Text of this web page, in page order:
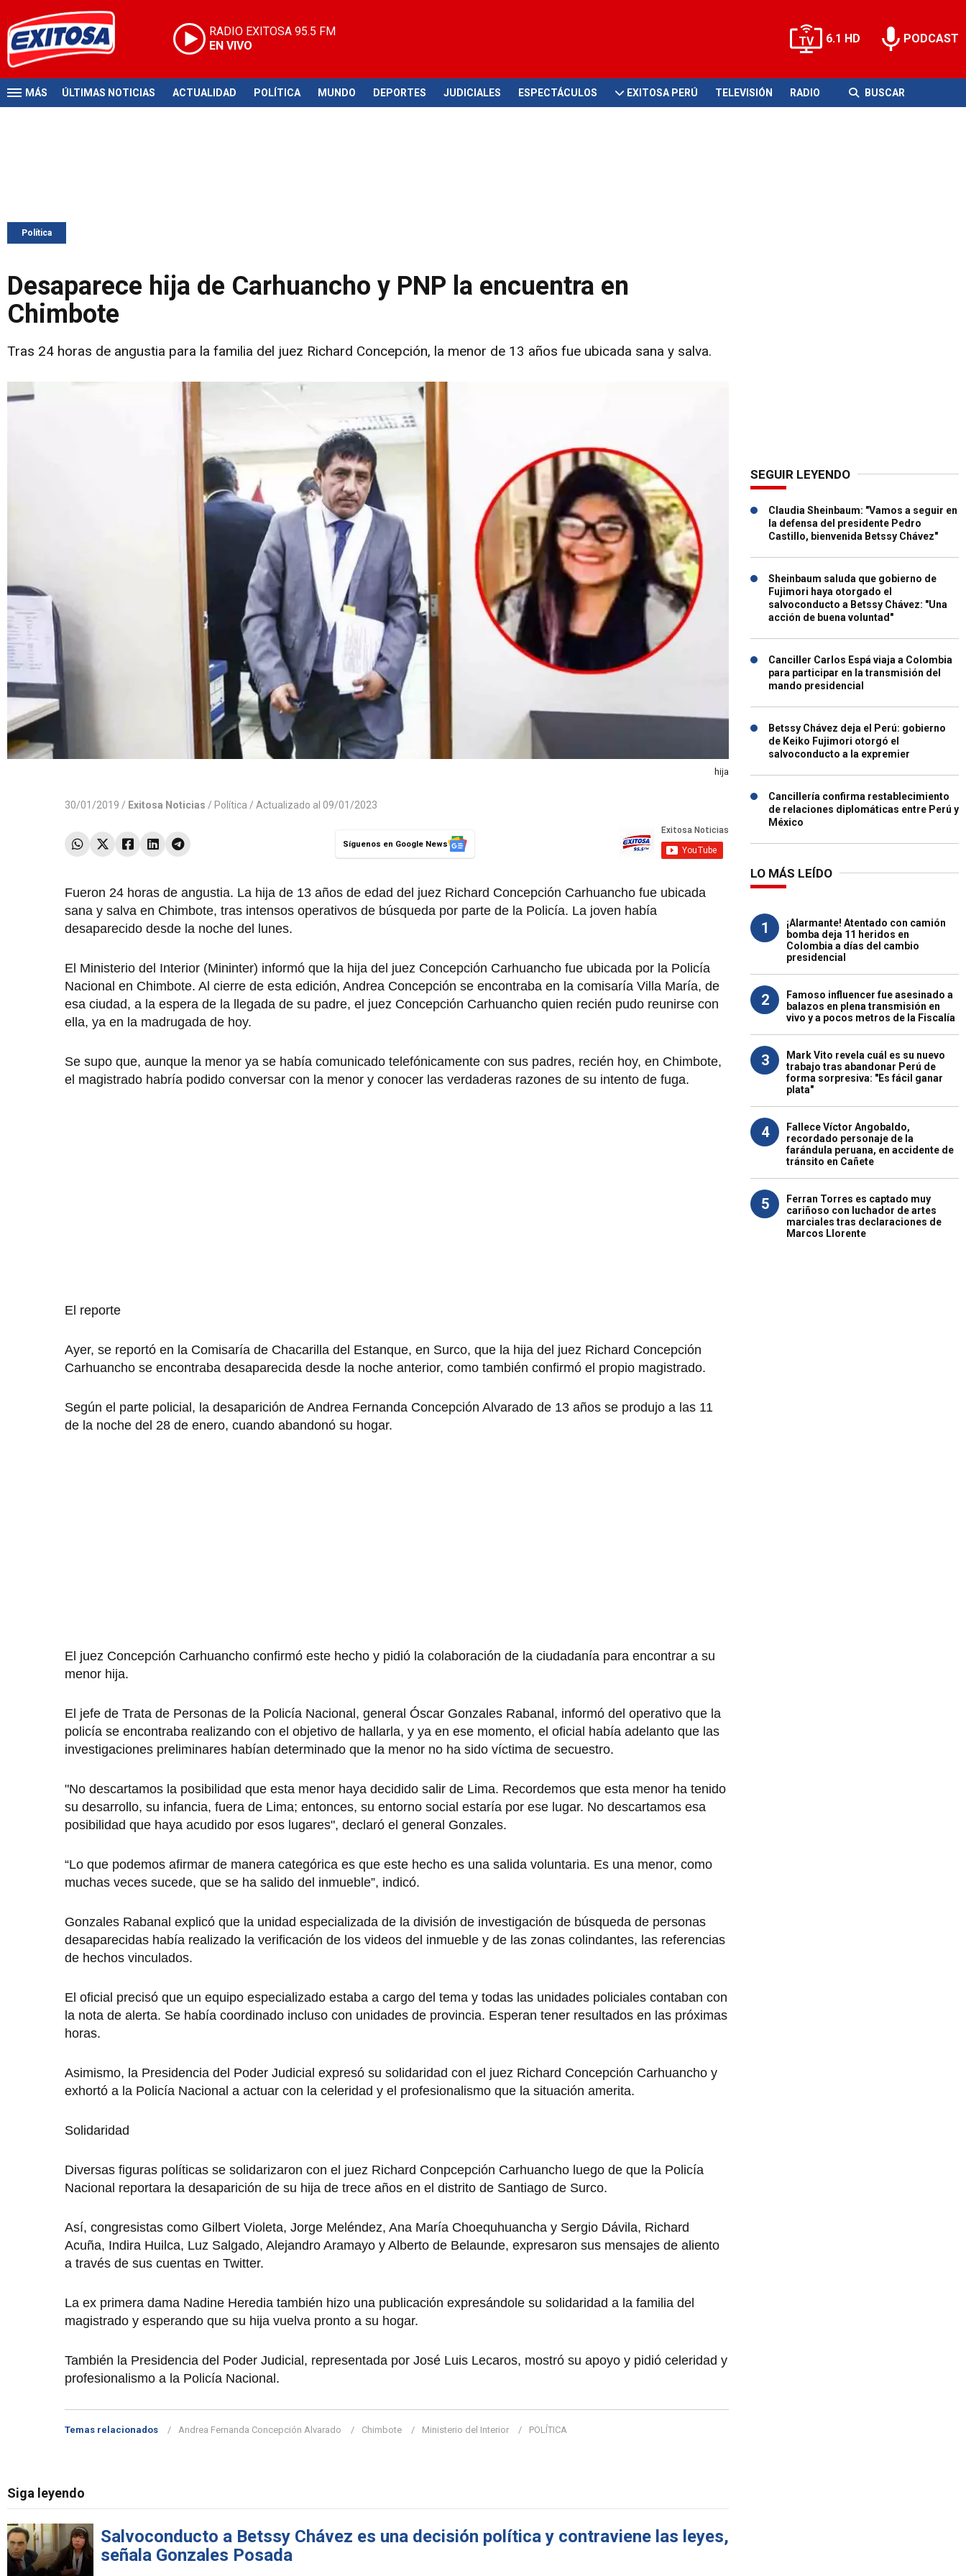
RADIO EXITOSA 95.5 FM
EN VIVO
6.1 HD PODCAST
MÁS ÚLTIMAS NOTICIAS ACTUALIDAD POLÍTICA MUNDO DEPORTES JUDICIALES ESPECTÁCULOS EXITOSA PERÚ TELEVISIÓN RADIO BUSCAR
Política
Desaparece hija de Carhuancho y PNP la encuentra en
Chimbote
Tras 24 horas de angustia para la familia del juez Richard Concepción, la menor de 13 años fue ubicada sana y salva.
hija
30/01/2019 / Exitosa Noticias / Política / Actualizado al 09/01/2023
Síguenos en Google News
Fueron 24 horas de angustia. La hija de 13 años de edad del juez Richard Concepción Carhuancho fue ubicada
sana y salva en Chimbote, tras intensos operativos de búsqueda por parte de la Policía. La joven había
desaparecido desde la noche del lunes.
El Ministerio del Interior (Mininter) informó que la hija del juez Concepción Carhuancho fue ubicada por la Policía
Nacional en Chimbote. Al cierre de esta edición, Andrea Concepción se encontraba en la comisaría Villa María, de
esa ciudad, a la espera de la llegada de su padre, el juez Concepción Carhuancho quien recién pudo reunirse con
ella, ya en la madrugada de hoy.
Se supo que, aunque la menor ya se había comunicado telefónicamente con sus padres, recién hoy, en Chimbote,
el magistrado habría podido conversar con la menor y conocer las verdaderas razones de su intento de fuga.
El reporte
Ayer, se reportó en la Comisaría de Chacarilla del Estanque, en Surco, que la hija del juez Richard Concepción
Carhuancho se encontraba desaparecida desde la noche anterior, como también confirmó el propio magistrado.
Según el parte policial, la desaparición de Andrea Fernanda Concepción Alvarado de 13 años se produjo a las 11
de la noche del 28 de enero, cuando abandonó su hogar.
El juez Concepción Carhuancho confirmó este hecho y pidió la colaboración de la ciudadanía para encontrar a su
menor hija.
El jefe de Trata de Personas de la Policía Nacional, general Óscar Gonzales Rabanal, informó del operativo que la
policía se encontraba realizando con el objetivo de hallarla, y ya en ese momento, el oficial había adelanto que las
investigaciones preliminares habían determinado que la menor no ha sido víctima de secuestro.
"No descartamos la posibilidad que esta menor haya decidido salir de Lima. Recordemos que esta menor ha tenido
su desarrollo, su infancia, fuera de Lima; entonces, su entorno social estaría por ese lugar. No descartamos esa
posibilidad que haya acudido por esos lugares", declaró el general Gonzales.
“Lo que podemos afirmar de manera categórica es que este hecho es una salida voluntaria. Es una menor, como
muchas veces sucede, que se ha salido del inmueble”, indicó.
Gonzales Rabanal explicó que la unidad especializada de la división de investigación de búsqueda de personas
desaparecidas había realizado la verificación de los videos del inmueble y de las zonas colindantes, las referencias
de hechos vinculados.
El oficial precisó que un equipo especializado estaba a cargo del tema y todas las unidades policiales contaban con
la nota de alerta. Se había coordinado incluso con unidades de provincia. Esperan tener resultados en las próximas
horas.
Asimismo, la Presidencia del Poder Judicial expresó su solidaridad con el juez Richard Concepción Carhuancho y
exhortó a la Policía Nacional a actuar con la celeridad y el profesionalismo que la situación amerita.
Solidaridad
Diversas figuras políticas se solidarizaron con el juez Richard Conpcepción Carhuancho luego de que la Policía
Nacional reportara la desaparición de su hija de trece años en el distrito de Santiago de Surco.
Así, congresistas como Gilbert Violeta, Jorge Meléndez, Ana María Choequhuancha y Sergio Dávila, Richard
Acuña, Indira Huilca, Luz Salgado, Alejandro Aramayo y Alberto de Belaunde, expresaron sus mensajes de aliento
a través de sus cuentas en Twitter.
La ex primera dama Nadine Heredia también hizo una publicación expresándole su solidaridad a la familia del
magistrado y esperando que su hija vuelva pronto a su hogar.
También la Presidencia del Poder Judicial, representada por José Luis Lecaros, mostró su apoyo y pidió celeridad y
profesionalismo a la Policía Nacional.
Temas relacionados Andrea Fernanda Concepción Alvarado Chimbote Ministerio del Interior POLÍTICA
Siga leyendo
Salvoconducto a Betssy Chávez es una decisión política y contraviene las leyes,
señala Gonzales Posada
SEGUIR LEYENDO
Claudia Sheinbaum: "Vamos a seguir en
la defensa del presidente Pedro
Castillo, bienvenida Betssy Chávez"
Sheinbaum saluda que gobierno de
Fujimori haya otorgado el
salvoconducto a Betssy Chávez: "Una
acción de buena voluntad"
Canciller Carlos Espá viaja a Colombia
para participar en la transmisión del
mando presidencial
Betssy Chávez deja el Perú: gobierno
de Keiko Fujimori otorgó el
salvoconducto a la expremier
Cancillería confirma restablecimiento
de relaciones diplomáticas entre Perú y
México
LO MÁS LEÍDO
1
¡Alarmante! Atentado con camión
bomba deja 11 heridos en
Colombia a días del cambio
presidencial
2
Famoso influencer fue asesinado a
balazos en plena transmisión en
vivo y a pocos metros de la Fiscalía
3
Mark Vito revela cuál es su nuevo
trabajo tras abandonar Perú de
forma sorpresiva: "Es fácil ganar
plata"
4
Fallece Víctor Angobaldo,
recordado personaje de la
farándula peruana, en accidente de
tránsito en Cañete
5
Ferran Torres es captado muy
cariñoso con luchador de artes
marciales tras declaraciones de
Marcos Llorente